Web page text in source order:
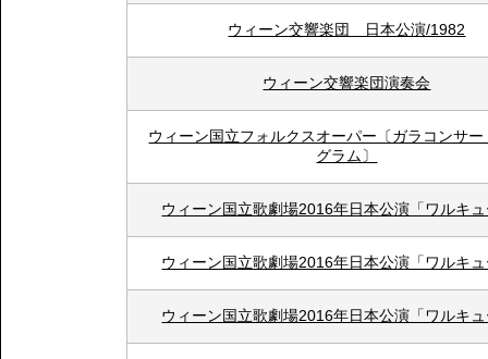
ウィーン交響楽団 日本公演/1982
ウィーン交響楽団演奏会
ウィーン国立フォルクスオーパー〔ガラコンサ
グラム〕
ウィーン国立歌劇場2016年日本公演「ワルキ
ウィーン国立歌劇場2016年日本公演「ワルキ
ウィーン国立歌劇場2016年日本公演「ワルキ